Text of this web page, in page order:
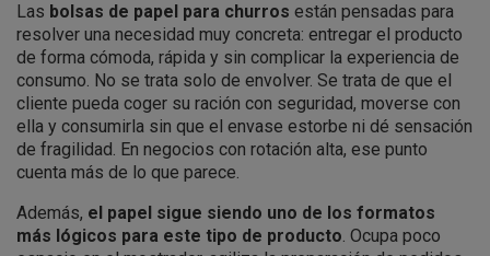
Las bolsas de papel para churros están pensadas para
resolver una necesidad muy concreta: entregar el producto
de forma cómoda, rápida y sin complicar la experiencia de
consumo. No se trata solo de envolver. Se trata de que el
cliente pueda coger su ración con seguridad, moverse con
ella y consumirla sin que el envase estorbe ni dé sensación
de fragilidad. En negocios con rotación alta, ese punto
cuenta más de lo que parece.
Además, el papel sigue siendo uno de los formatos
más lógicos para este tipo de producto. Ocupa poco